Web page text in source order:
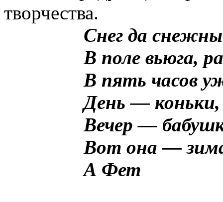
творчества.
Снег да
В поле вьюга,
В пять часов
День — коньки,
Вечер —
Вот она —
А Фет